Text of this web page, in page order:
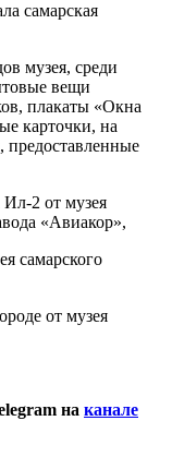
самарская
музея, среди
вещи
плакаты «Окна
карточки, на
предоставленные
2 от музея
«Авиакор»,
самарского
от музея
на канале